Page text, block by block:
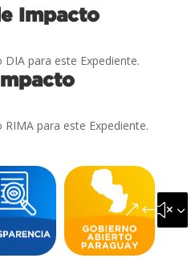
Impacto
para este Expediente.
para este Expediente.